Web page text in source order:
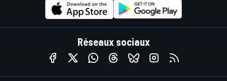
Réseaux sociaux